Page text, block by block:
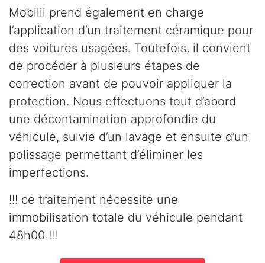
Mobilii prend également en charge
l’application d’un traitement céramique pour
des voitures usagées. Toutefois, il convient
de procéder à plusieurs étapes de
correction avant de pouvoir appliquer la
protection. Nous effectuons tout d’abord
une décontamination approfondie du
véhicule, suivie d’un lavage et ensuite d’un
polissage permettant d’éliminer les
imperfections.
!!! ce traitement nécessite une
immobilisation totale du véhicule pendant
48h00 !!!